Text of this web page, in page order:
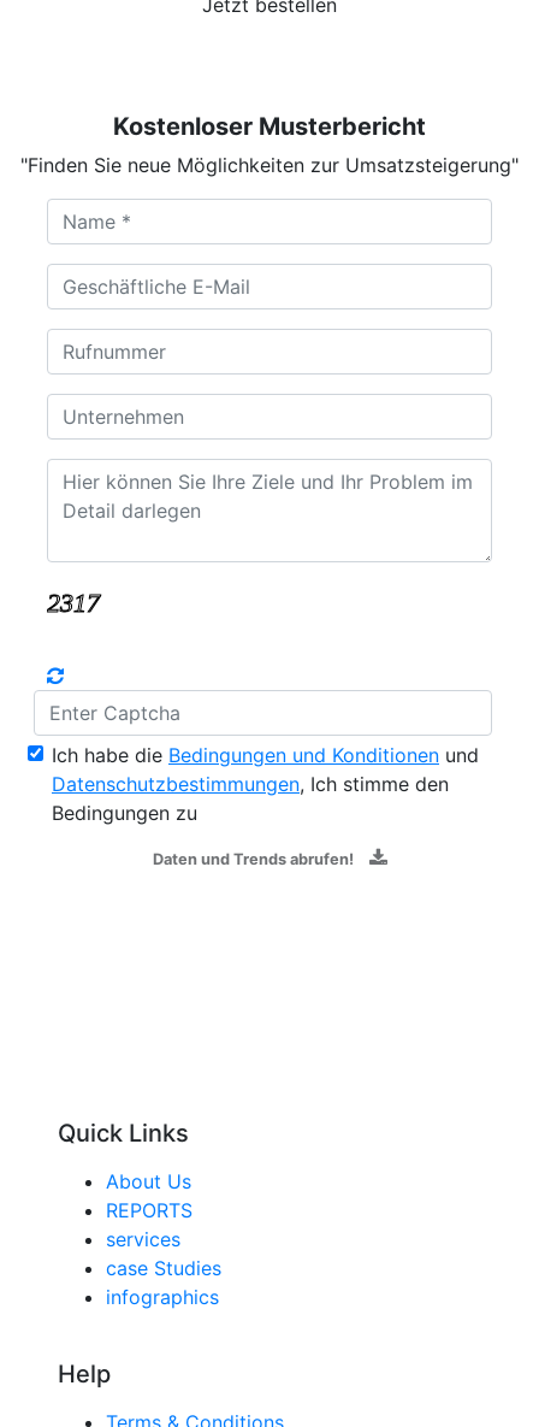
Kostenloser Musterbericht
"Finden Sie neue Möglichkeiten zur Umsatzsteigerung"
Ich habe die Bedingungen und Konditionen und
Datenschutzbestimmungen, Ich stimme den
Bedingungen zu
Daten und Trends abrufen!
Quick Links
About Us
REPORTS
services
case Studies
infographics
Help
Terms & Conditions